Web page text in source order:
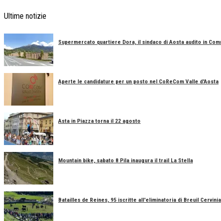
Ultime notizie
Supermercato quartiere Dora, il sindaco di Aosta audito in
Aperte le candidature per un posto nel CoReCom Valle d'Aosta
Asta in Piazza torna il 22 agosto
Mountain bike, sabato 8 Pila inaugura il trail La Stella
Batailles de Reines, 95 iscritte all'eliminatoria di Breuil Cervinia